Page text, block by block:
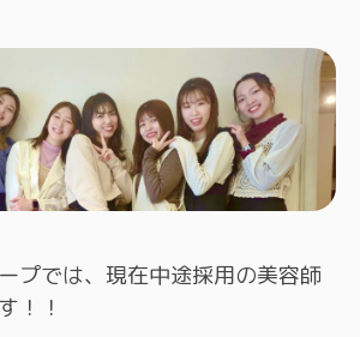
プでは、現在中途採用の美容師
！！